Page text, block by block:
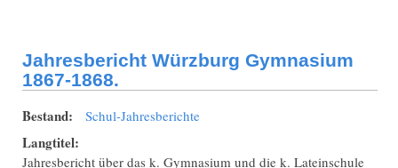
Jahresbericht Würzburg Gymnasium
1867-1868.
Bestand: Schul-Jahresberichte
Langtitel:
Jahresbericht über das k. Gymnasium und die k. Lateinschule